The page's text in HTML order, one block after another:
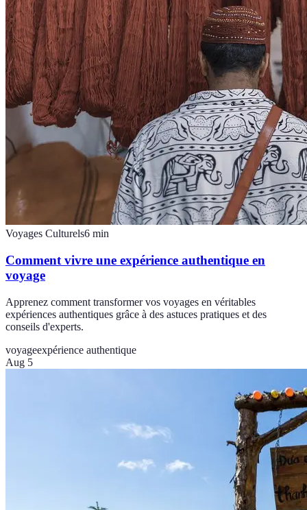
Voyages Culturels6 min
Comment vivre une expérience authentique en
voyage
Apprenez comment transformer vos voyages en véritables
expériences authentiques grâce à des astuces pratiques et des
conseils d'experts.
voyageexpérience authentique
Aug 5